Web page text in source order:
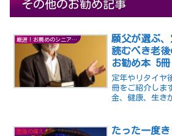
その他のお勧め記事
厳選！お薦めのシニアグッズ
願父が選ぶ
読むべき老
お勧め本 5冊
定年やリタイヤ
冊をご紹介しま
金、健康、生き
にしてみてくだ
老後の備え
たった一度